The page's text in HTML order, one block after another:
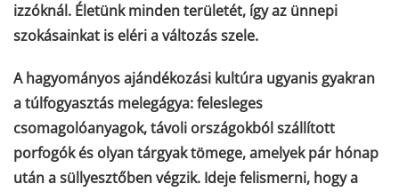
izzóknál. Életünk minden területét, így az ünnepi
szokásainkat is eléri a változás szele.
A hagyományos ajándékozási kultúra ugyanis gyakran
a túlfogyasztás melegágya: felesleges
csomagolóanyagok, távoli országokból szállított
porfogók és olyan tárgyak tömege, amelyek pár hónap
után a süllyesztőben végzik. Ideje felismerni, hogy a